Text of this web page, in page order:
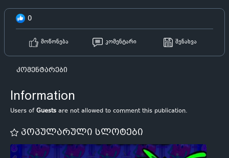
0
მოწონება კომენტარი შენახვა
კომენტარები
Information
Users ofGuests are not allowed to comment this publication.
პოპულარული სლოტები